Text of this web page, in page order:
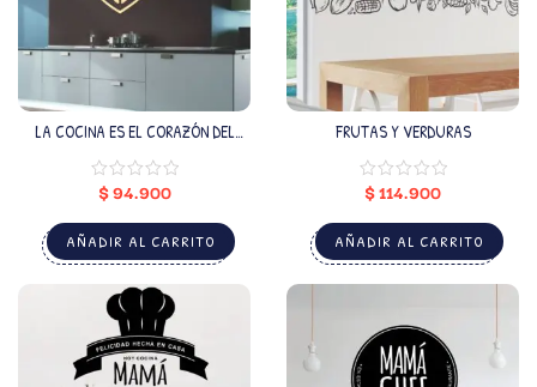
LA COCINA ES EL CORAZÓN DEL
$94.900
AÑADIR AL CARRITO
FRUTAS Y VERDURAS
$114.900
AÑADIR AL CARRITO